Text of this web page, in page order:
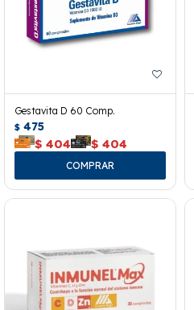
Gestavita D 60 Comp.
$ 475
$ 404 $ 404